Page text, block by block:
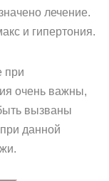
лечение.
и гипертония.
при
очень важны,
вызваны
данной